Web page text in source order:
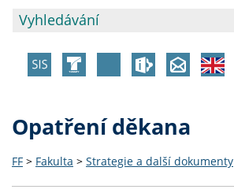
Opatření děkana
FF > Fakulta > Strategie a další dokumenty